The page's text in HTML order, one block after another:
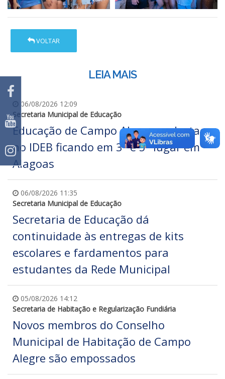
VOLTAR
LEIA MAIS
06/08/2026 12:09
Secretaria Municipal de Educação
Educação de Campo Alegre se destaca
no IDEB ficando em 3º e 5º lugar em
Alagoas
06/08/2026 11:35
Secretaria Municipal de Educação
Secretaria de Educação dá
continuidade às entregas de kits
escolares e fardamentos para
estudantes da Rede Municipal
05/08/2026 14:12
Secretaria de Habitação e Regularização Fundiária
Novos membros do Conselho
Municipal de Habitação de Campo
Alegre são empossados